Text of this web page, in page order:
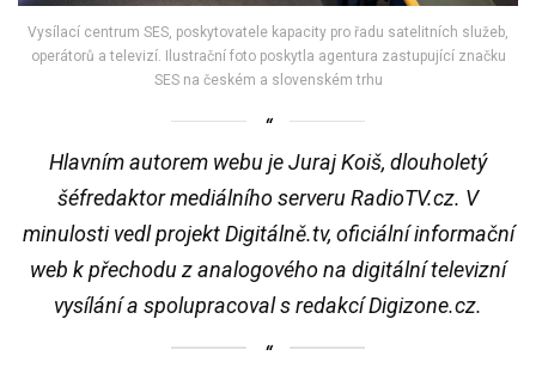
Vysílací centrum SES, poskytovatele kapacity pro řadu satelitních služeb,
operátorů a televizí. Ilustrační foto poskytla agentura zastupující značku
SES na českém a slovenském trhu
Hlavním autorem webu je Juraj Koiš, dlouholetý
šéfredaktor mediálního serveru RadioTV.cz. V
minulosti vedl projekt Digitálně.tv, oficiální informační
web k přechodu z analogového na digitální televizní
vysílání a spolupracoval s redakcí Digizone.cz.